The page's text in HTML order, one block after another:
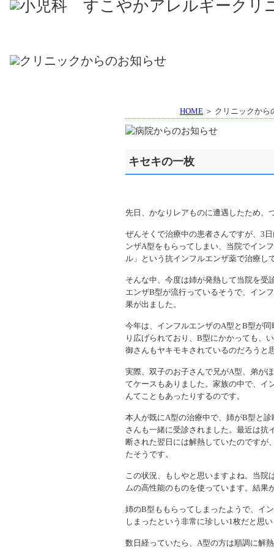
HOME ＞ クリニックか
キセキの一枚
先日、かなりレアものに遭遇したため、
ぜんそくで治療中の患者さんですが、3
ンザA型をもらってしまい、当院でイン
ル」という抗インフルエンザ薬で治療し
そんな中、今度は姉が発熱して当院を受
エンザB型が流行っているそうで、イン
果が出ました。
今年は、インフルエンザのA型とB型が
り広げられており、B型にかかっても、
御さんもヤキモキされているのだろうと
実際、双子のお子さんで兄がA型、弟が
てケースもありました。家族の中で、イ
んてこともあったりするのです。
本人が既にA型の治療中で、姉がB型と
さんも一緒に受診されました。最近は抗
断された翌日には解熱していたのですが
たそうです。
この状況、もしやと思いますよね。当院
ムの高性能のものを使っています。結果
姉のB型ももらってしまったようで、イ
しまったという非常に珍しい1枚だと思
数日経っていたら、A型の方は順調に解